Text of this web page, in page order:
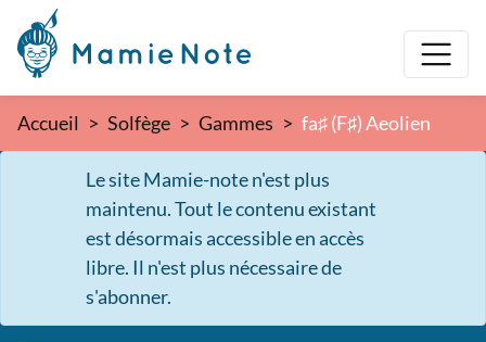
Accueil Solfège Gammes fa♯ (F♯) Aeolien
Le site Mamie-note n'est plus
maintenu. Tout le contenu existant
est désormais accessible en accès
libre. Il n'est plus nécessaire de
s'abonner.